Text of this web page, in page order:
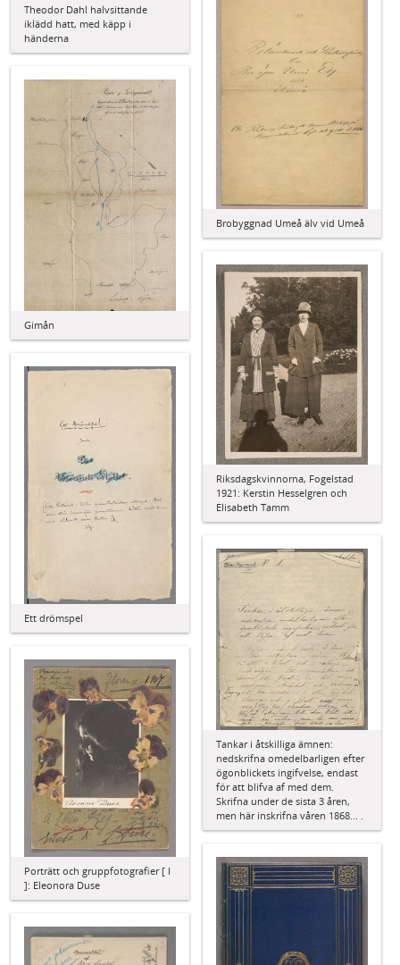
Theodor Dahl halvsittande
iklädd hatt, med käpp i
händerna
Brobyggnad Umeå älv vid Umeå
Gimån
Riksdagskvinnorna, Fogelstad
1921: Kerstin Hesselgren och
Elisabeth Tamm
Ett drömspel
Tankar i åtskilliga ämnen:
nedskrifna omedelbarligen efter
ögonblickets ingifvelse, endast
för att blifva af med dem.
Skrifna under de sista 3 åren,
men här inskrifna våren 1868... .
Porträtt och gruppfotografier [ I
]: Eleonora Duse